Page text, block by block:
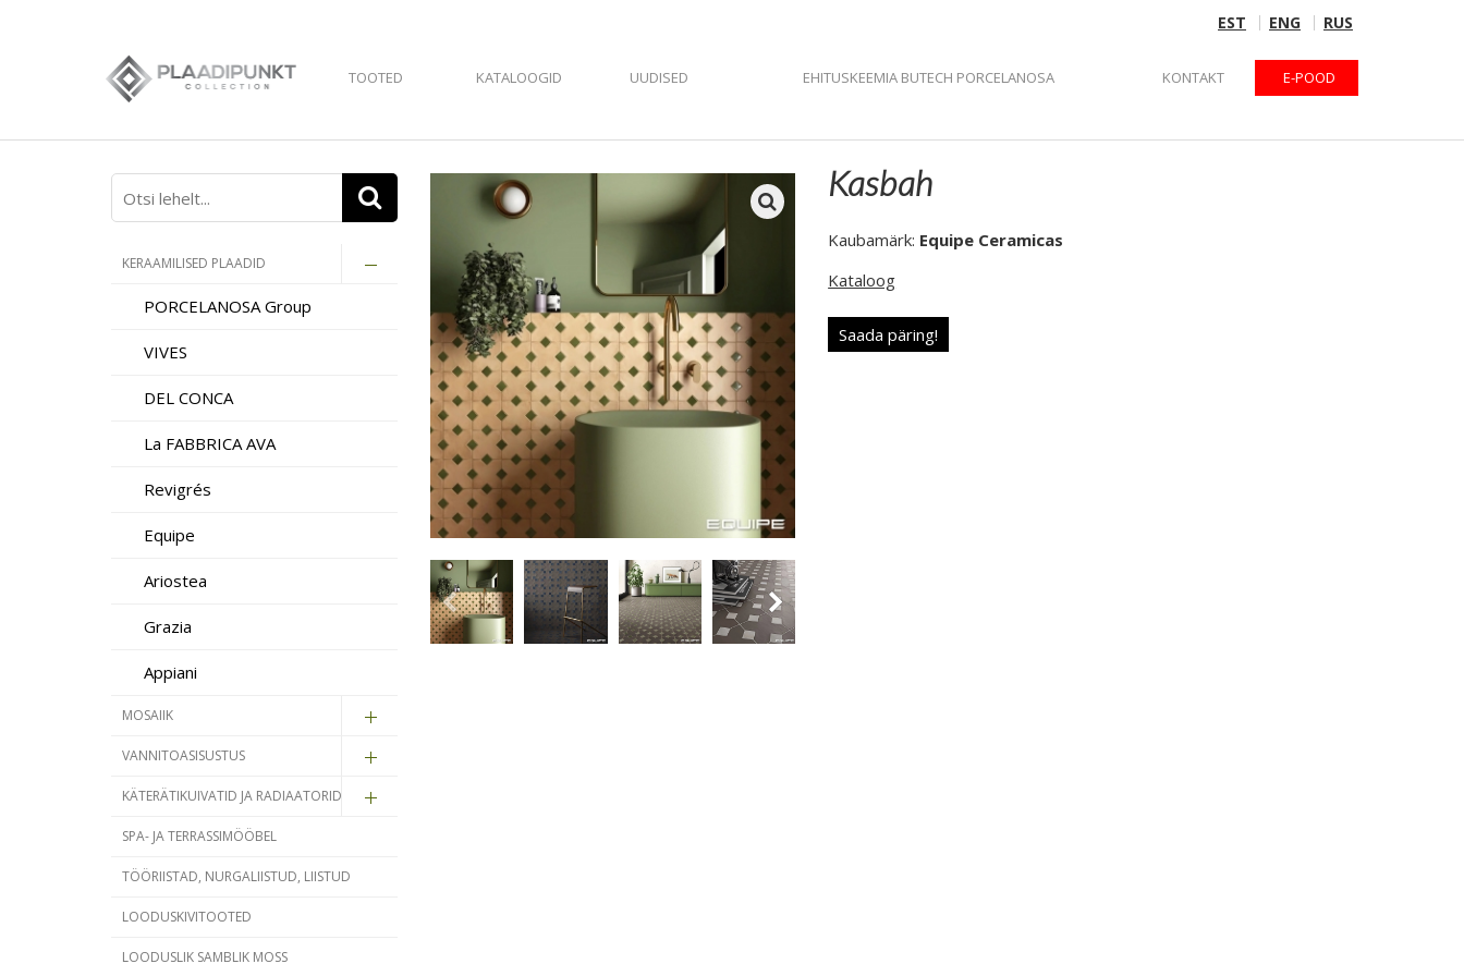
EST ENG RUS
TOOTED KATALOOGID UUDISED EHITUSKEEMIA BUTECH PORCELANOSA KONTAKT E-POOD
KERAAMILISED PLAADID
PORCELANOSA Group
VIVES
DEL CONCA
La FABBRICA AVA
Revigrés
Equipe
Ariostea
Grazia
Appiani
MOSAIIK
VANNITOASISUSTUS
KÄTERÄTIKUIVATID JA RADIAATORID
SPA- JA TERRASSIMÖÖBEL
TÖÖRIISTAD, NURGALIISTUD, LIISTUD
LOODUSKIVITOOTED
LOODUSLIK SAMBLIK MOSS
Kasbah
Kaubamärk: Equipe Ceramicas
Kataloog
Saada päring!